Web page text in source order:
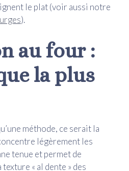
le plat (voir aussi notre
).
au four :
la plus
méthode, ce serait la
légèrement les
tenue et permet de
« al dente » des